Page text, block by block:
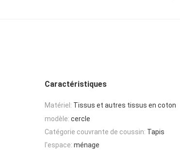
Caractéristiques
Matériel: Tissus et autres tissus en coton
modèle: cercle
Catégorie couvrante de coussin: Tapis
l'espace: ménage